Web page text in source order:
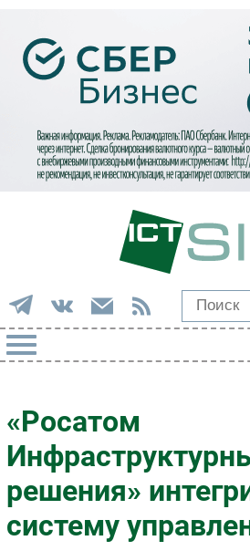
Импорто­замещение
Автоматизация
Интернет
Фиксированная связь
«Росатом
решения»
систему